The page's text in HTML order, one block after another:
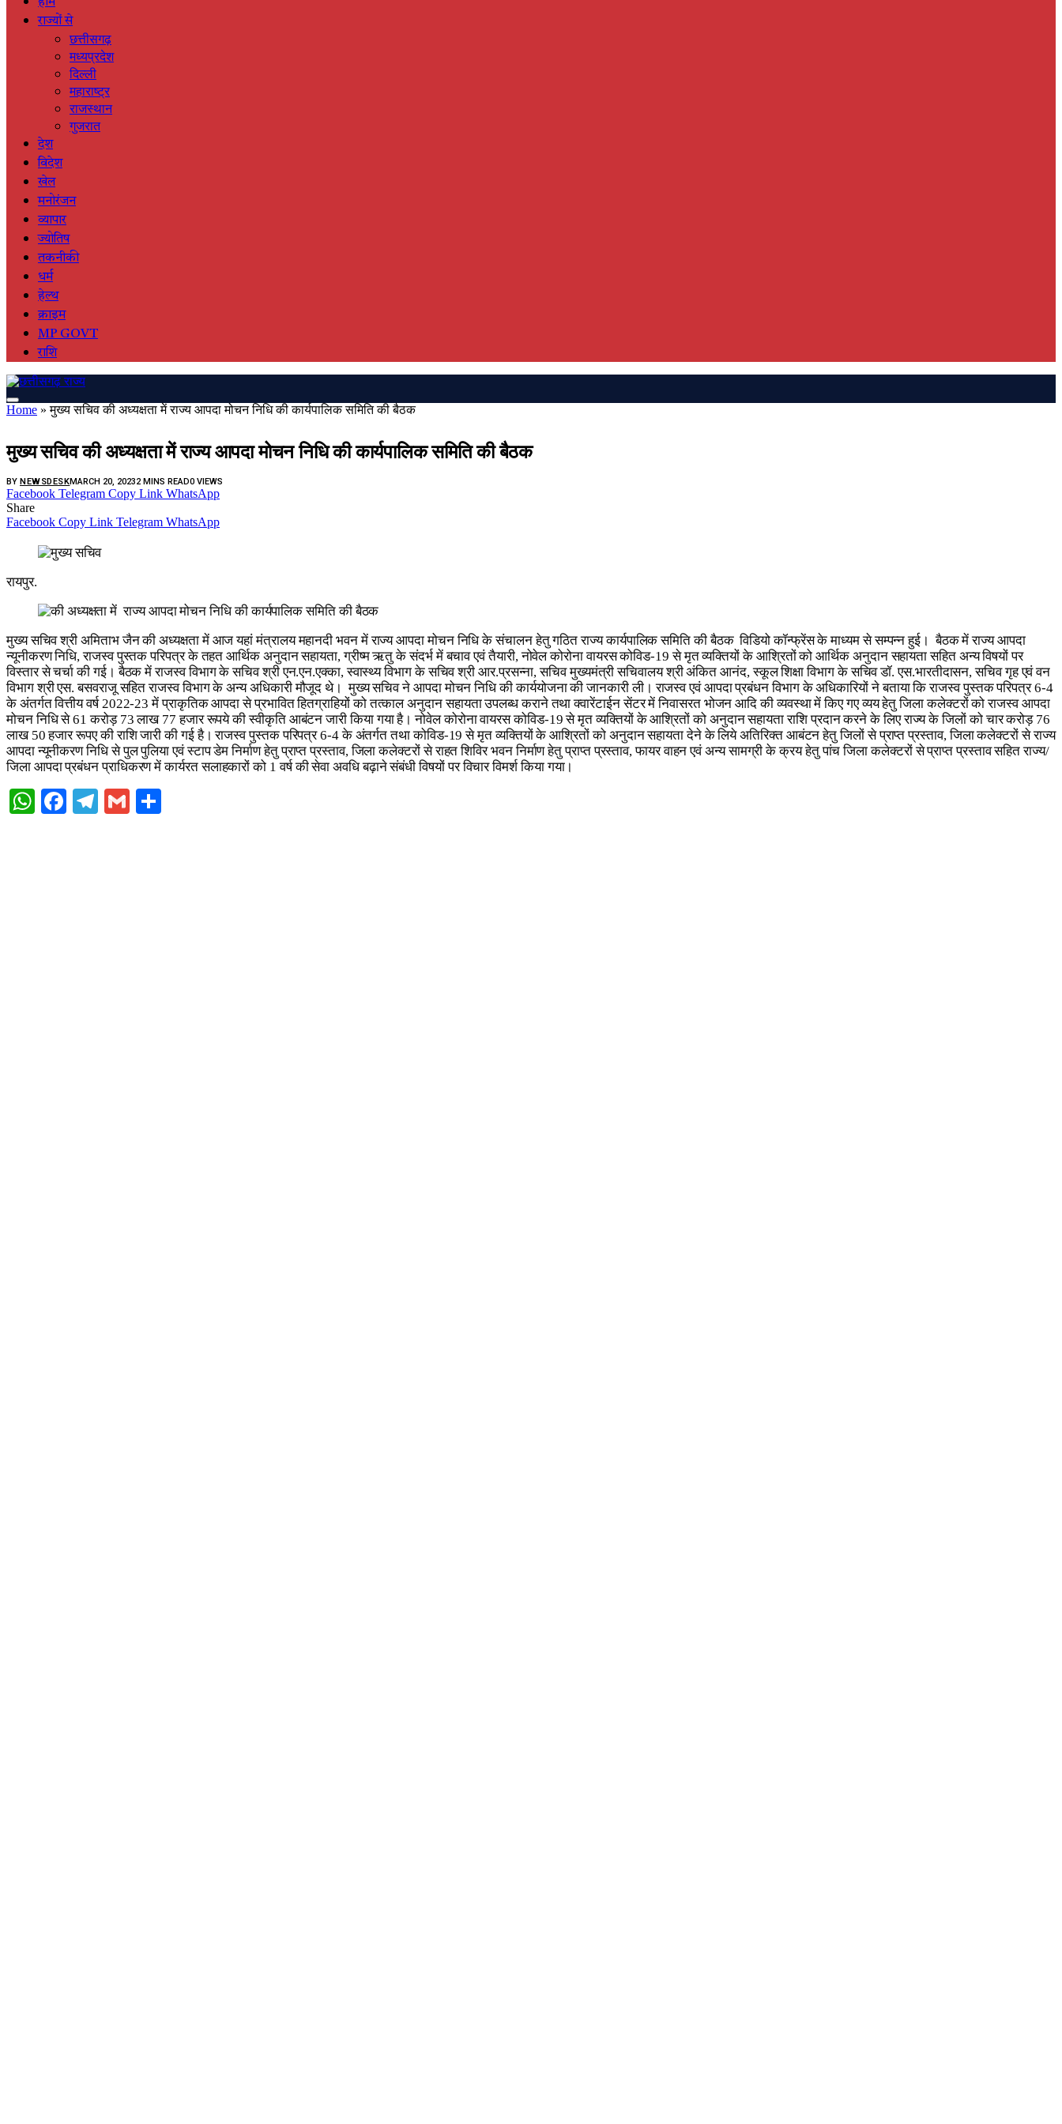
राज्यों से
छत्तीसगढ़
मध्यप्रदेश
दिल्ली
महाराष्ट्र
राजस्थान
गुजरात
देश
विदेश
खेल
मनोरंजन
व्यापार
ज्योतिष
तकनीकी
धर्म
हेल्थ
क्राइम
MP GOVT
राशि
Home »मुख्य सचिव की अध्यक्षता में राज्य आपदा मोचन निधि की कार्यपालिक समिति की बैठक
मुख्य सचिव की अध्यक्षता में राज्य आपदा मोचन निधि की कार्यपालिक समिति की बैठक
BY NEWSDESKMARCH 20, 20232 MINS READ0VIEWS
Facebook Telegram Copy Link WhatsApp
Share
Facebook Copy Link Telegram WhatsApp
रायपुर.
मुख्य सचिव श्री अमिताभ जैन की अध्यक्षता में आज यहां मंत्रालय महानदी भवन में राज्य आपदा मोचन निधि के संचालन हेतु गठित राज्य कार्यपालिक समिति की बैठक विडियो कॉन्फ्रेंस के माध्यम से सम्पन्न हुई। बैठक में राज्य आपदा
न्यूनीकरण निधि, राजस्व पुस्तक परिपत्र के तहत आर्थिक अनुदान सहायता, ग्रीष्म ऋतु के संदर्भ में बचाव एवं तैयारी, नोवेल कोरोना वायरस कोविड-19 से मृत व्यक्तियों के आश्रितों को आर्थिक अनुदान सहायता सहित अन्य विषयों पर
विस्तार से चर्चा की गई। बैठक में राजस्व विभाग के सचिव श्री एन.एन.एक्का, स्वास्थ्य विभाग के सचिव श्री आर.प्रसन्ना, सचिव मुख्यमंत्री सचिवालय श्री अंकित आनंद, स्कूल शिक्षा विभाग के सचिव डॉ. एस.भारतीदासन, सचिव गृह एवं वन
विभाग श्री एस. बसवराजू सहित राजस्व विभाग के अन्य अधिकारी मौजूद थे। मुख्य सचिव ने आपदा मोचन निधि की कार्ययोजना की जानकारी ली। राजस्व एवं आपदा प्रबंधन विभाग के अधिकारियों ने बताया कि राजस्व पुस्तक परिपत्र 6-4
के अंतर्गत वित्तीय वर्ष 2022-23 में प्राकृतिक आपदा से प्रभावित हितग्राहियों को तत्काल अनुदान सहायता उपलब्ध कराने तथा क्वारेंटाईन सेंटर में निवासरत भोजन आदि की व्यवस्था में किए गए व्यय हेतु जिला कलेक्टरों को राजस्व आपदा
मोचन निधि से 61 करोड़ 73 लाख 77 हजार रूपये की स्वीकृति आबंटन जारी किया गया है। नोवेल कोरोना वायरस कोविड-19 से मृत व्यक्तियों के आश्रितों को अनुदान सहायता राशि प्रदान करने के लिए राज्य के जिलों को चार करोड़ 76
लाख 50 हजार रूपए की राशि जारी की गई है। राजस्व पुस्तक परिपत्र 6-4 के अंतर्गत तथा कोविड-19 से मृत व्यक्तियों के आश्रितों को अनुदान सहायता देने के लिये अतिरिक्त आबंटन हेतु जिलों से प्राप्त प्रस्ताव, जिला कलेक्टरों से राज्य
आपदा न्यूनीकरण निधि से पुल पुलिया एवं स्टाप डेम निर्माण हेतु प्राप्त प्रस्ताव, जिला कलेक्टरों से राहत शिविर भवन निर्माण हेतु प्राप्त प्रस्ताव, फायर वाहन एवं अन्य सामग्री के क्रय हेतु पांच जिला कलेक्टरों से प्राप्त प्रस्ताव सहित राज्य/
जिला आपदा प्रबंधन प्राधिकरण में कार्यरत सलाहकारों को 1 वर्ष की सेवा अवधि बढ़ाने संबंधी विषयों पर विचार विमर्श किया गया।
WhatsApp
Facebook
Telegram
Gmail